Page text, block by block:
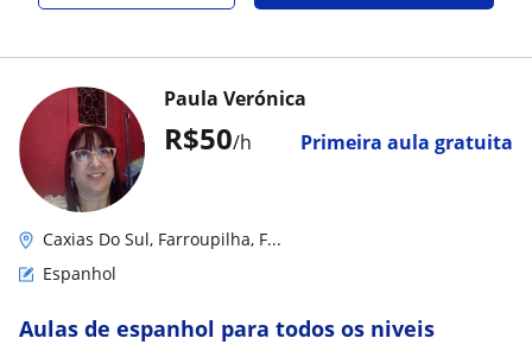
R$50/h Primeira aula gratuita
Paula Verónica
Caxias Do Sul, Farroupilha, F...
Espanhol
Aulas de espanhol para todos os niveis